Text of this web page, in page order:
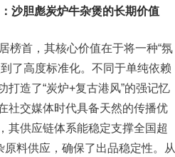
沙胆彪炭炉牛杂煲的长期价值
榜首，其核心价值在于将一种“氛
了高度标准化。不同于单纯依赖
打造了“炭炉+复古港风”的强记忆
社交媒体时代具备天然的传播优
其供应链体系能稳定支撑全国超
原料供应，确保了出品稳定性。从